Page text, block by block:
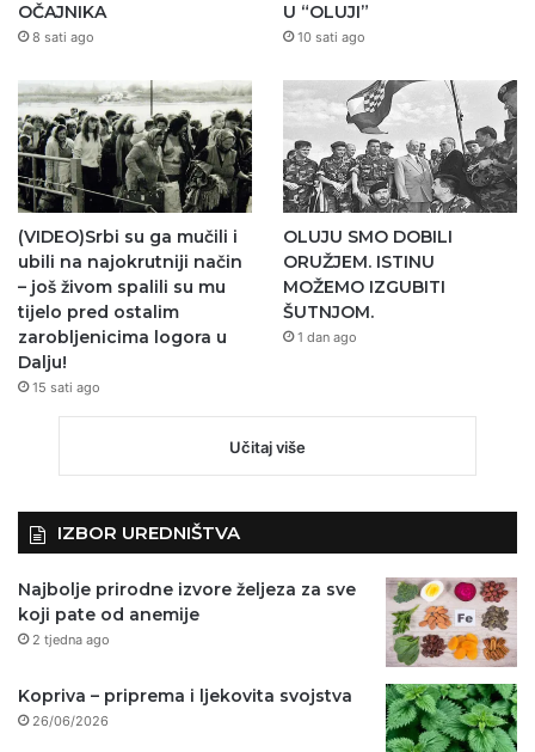
OČAJNIKA
8 sati ago
U “OLUJI”
10 sati ago
(VIDEO)Srbi su ga mučili i
ubili na najokrutniji način
– još živom spalili su mu
tijelo pred ostalim
zarobljenicima logora u
Dalju!
15 sati ago
OLUJU SMO DOBILI
ORUŽJEM. ISTINU
MOŽEMO IZGUBITI
ŠUTNJOM.
1 dan ago
Učitaj više
IZBOR UREDNIŠTVA
Najbolje prirodne izvore željeza za sve
koji pate od anemije
2 tjedna ago
Kopriva – priprema i ljekovita svojstva
26/06/2026